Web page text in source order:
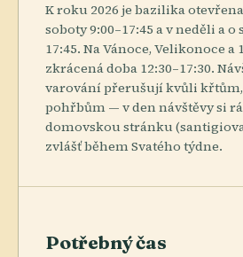
K roku 2026 je bazilika
soboty 9:00–17:45 a v neděli a o
17:45. Na Vánoce, Velikonoce a
zkrácená doba 12:30–17:30.
varování přerušují kvůli křtům,
pohřbům — v den návštěvy si
domovskou stránku
zvlášť během Svatého týdne.
Potřebný čas